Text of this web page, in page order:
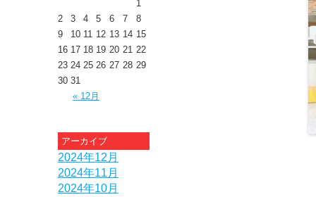
1
2
3 4 5 6 7
8
9
10 11 12 13 14 15
16 17 18 19 20 21 22
23 24 25 26 27 28 29
30 31
« 12月
アーカイブ
2024年12月
2024年11月
2024年10月